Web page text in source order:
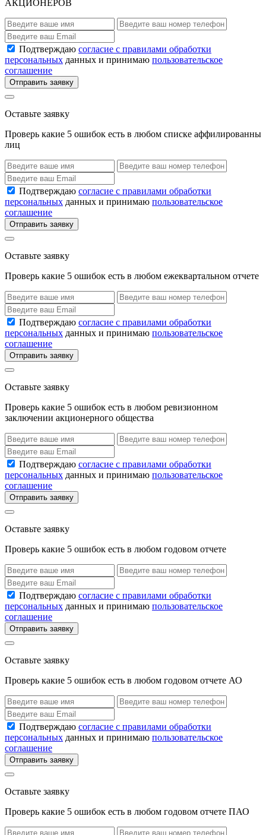
АКЦИОНЕРОВ
Подтверждаю согласие с правилами обработки
персональных данных и принимаю пользовательское
соглашение
Отправить заявку
Оставьте заявку
Проверь какие 5 ошибок есть в любом списке аффилированны
лиц
Подтверждаю согласие с правилами обработки
персональных данных и принимаю пользовательское
соглашение
Отправить заявку
Оставьте заявку
Проверь какие 5 ошибок есть в любом ежеквартальном отчете
Подтверждаю согласие с правилами обработки
персональных данных и принимаю пользовательское
соглашение
Отправить заявку
Оставьте заявку
Проверь какие 5 ошибок есть в любом ревизионном
заключении акционерного общества
Подтверждаю согласие с правилами обработки
персональных данных и принимаю пользовательское
соглашение
Отправить заявку
Оставьте заявку
Проверь какие 5 ошибок есть в любом годовом отчете
Подтверждаю согласие с правилами обработки
персональных данных и принимаю пользовательское
соглашение
Отправить заявку
Оставьте заявку
Проверь какие 5 ошибок есть в любом годовом отчете АО
Подтверждаю согласие с правилами обработки
персональных данных и принимаю пользовательское
соглашение
Отправить заявку
Оставьте заявку
Проверь какие 5 ошибок есть в любом годовом отчете ПАО